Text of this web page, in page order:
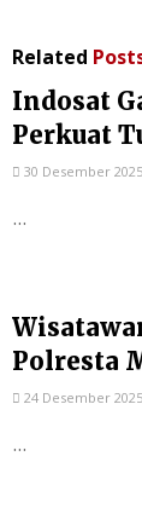
Related
Indosat
Perkuat
30 Desember 2025
...
Polresta
24 Desember 2025
...